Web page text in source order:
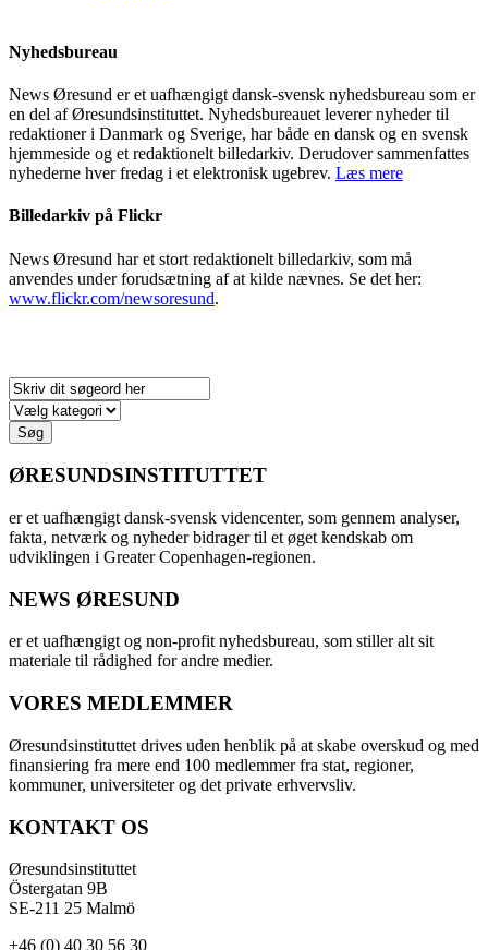
Nyhedsbureau
News Øresund er et uafhængigt dansk-svensk nyhedsbureau som er
en del af Øresundsinstituttet. Nyhedsbureauet leverer nyheder til
redaktioner i Danmark og Sverige, har både en dansk og en svensk
hjemmeside og et redaktionelt billedarkiv. Derudover sammenfattes
nyhederne hver fredag i et elektronisk ugebrev. Læs mere
Billedarkiv på Flickr
News Øresund har et stort redaktionelt billedarkiv, som må
anvendes under forudsætning af at kilde nævnes. Se det her:
www.flickr.com/newsoresund.
ØRESUNDSINSTITUTTET
er et uafhængigt dansk-svensk videncenter, som gennem analyser,
fakta, netværk og nyheder bidrager til et øget kendskab om
udviklingen i Greater Copenhagen-regionen.
NEWS ØRESUND
er et uafhængigt og non-profit nyhedsbureau, som stiller alt sit
materiale til rådighed for andre medier.
VORES MEDLEMMER
Øresundsinstituttet drives uden henblik på at skabe overskud og med
finansiering fra mere end 100 medlemmer fra stat, regioner,
kommuner, universiteter og det private erhvervsliv.
KONTAKT OS
Øresundsinstituttet
Östergatan 9B
SE-211 25 Malmö
+46 (0) 40 30 56 30